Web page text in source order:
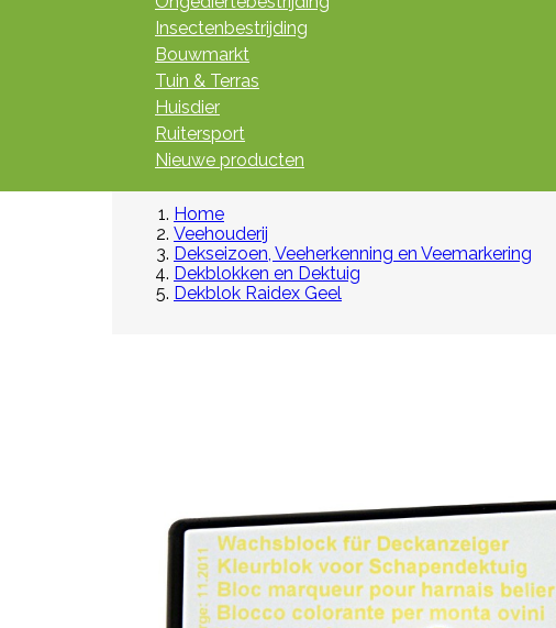
Insectenbestrijding
Bouwmarkt
Tuin & Terras
Huisdier
Ruitersport
Nieuwe producten
Home
Veehouderij
Dekseizoen, Veeherkenning en Veemarkering
Dekblokken en Dektuig
Dekblok Raidex Geel